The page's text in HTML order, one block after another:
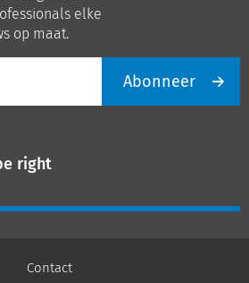
elke
op maat.
Abonneer
right
Contact